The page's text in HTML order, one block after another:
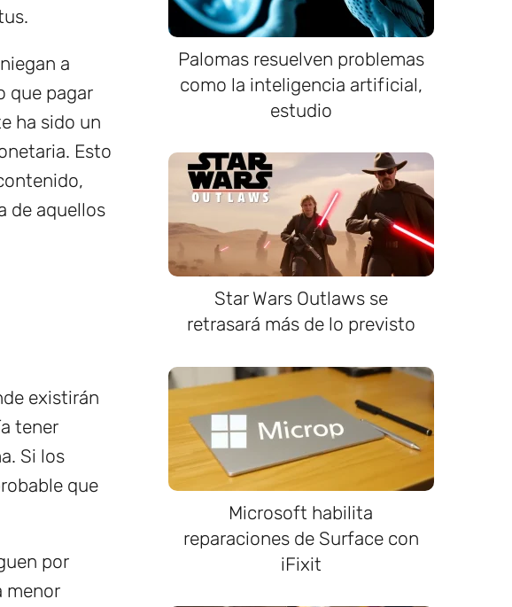
a
que pagar
ha sido un
Esto
de aquellos
existirán
tener
Si los
que
por
menor
Palomas resuelven problemas
como la inteligencia artificial,
estudio
Star Wars Outlaws se
retrasará más de lo previsto
Microsoft habilita
reparaciones de Surface con
iFixit